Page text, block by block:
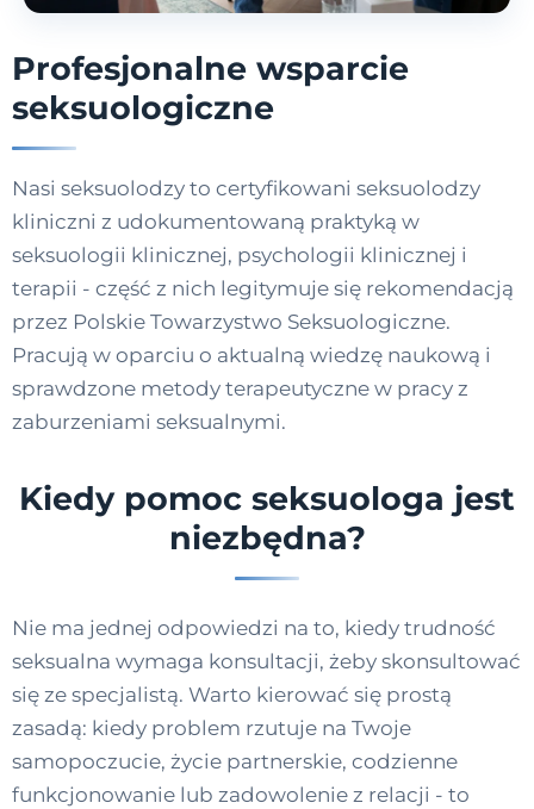
Profesjonalne wsparcie
seksuologiczne
Nasi seksuolodzy to certyfikowani seksuolodzy
kliniczni z udokumentowaną praktyką w
seksuologii klinicznej, psychologii klinicznej i
terapii - część z nich legitymuje się rekomendacją
przez Polskie Towarzystwo Seksuologiczne.
Pracują w oparciu o aktualną wiedzę naukową i
sprawdzone metody terapeutyczne w pracy z
zaburzeniami seksualnymi.
Kiedy pomoc seksuologa jest
niezbędna?
Nie ma jednej odpowiedzi na to, kiedy trudność
seksualna wymaga konsultacji, żeby skonsultować
się ze specjalistą. Warto kierować się prostą
zasadą: kiedy problem rzutuje na Twoje
samopoczucie, życie partnerskie, codzienne
funkcjonowanie lub zadowolenie z relacji - to